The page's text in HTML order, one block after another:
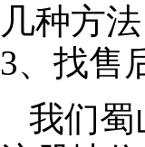
几种方
3、找售
我们蜀